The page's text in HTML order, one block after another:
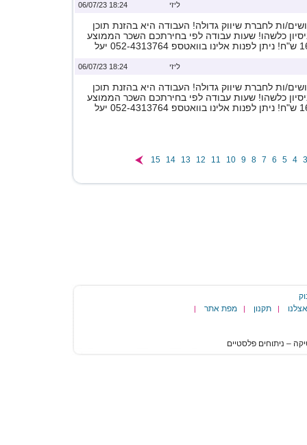
18:24 06/07/23 ליזי
ות לחברת שיווק גדולה! העבודה היא בהזנת תוכן
כלשהו! שעות עבודה לפי בחירתכם השכר הממוצע
18:24 06/07/23 ליזי
ות לחברת שיווק גדולה! העבודה היא בהזנת תוכן
כלשהו! שעות עבודה לפי בחירתכם השכר הממוצע
3
4
5
6
7
8
9
10
11
12
13
14
15
| תקנון | מפת אתר |